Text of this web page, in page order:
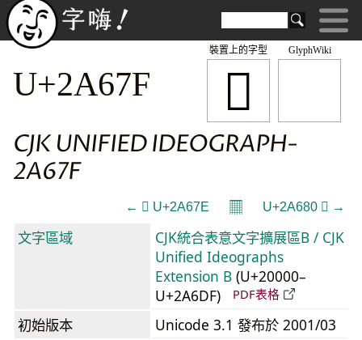
GlyphWiki
𪙿
裝置上的字型
U+2A67F
CJK UNIFIED IDEOGRAPH-
2A67F
← 𪙾 U+2A67E 𝄜 U+2A680 𪚀 →
文字區域
CJK統合表意文字擴展區B / CJK
Unified Ideographs
Extension B (U+20000–
U+2A6DF)
PDF表格
初始版本
Unicode 3.1 發布於 2001/03